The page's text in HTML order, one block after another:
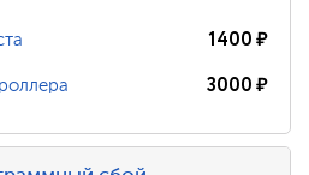
1400₽
3000₽